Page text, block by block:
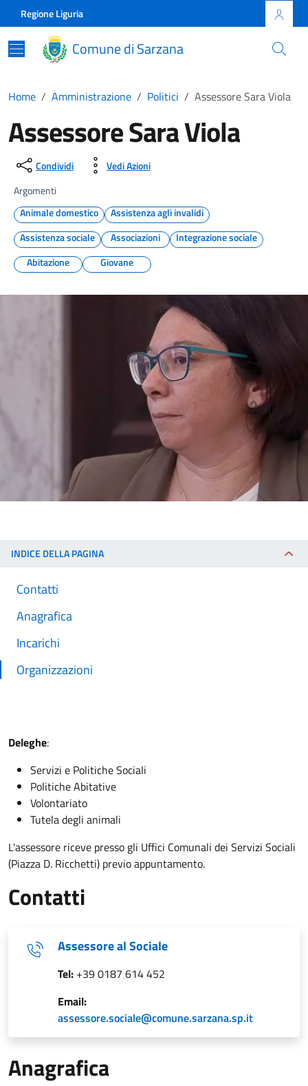
Skip to main content
Comune di Sarzana
Regione Liguria
Comune di Sarzana
Home Amministrazione Politici Assessore Sara Viola
Assessore Sara Viola
Condividi
Vedi Azioni
Argomenti
Animale domestico
Assistenza agli invalidi
Assistenza sociale
Associazioni
Integrazione sociale
Abitazione
Giovane
INDICE DELLA PAGINA
Contatti
Anagrafica
Incarichi
Organizzazioni
Deleghe:
Servizi e Politiche Sociali
Politiche Abitative
Volontariato
Tutela degli animali
L'assessore riceve presso gli Uffici Comunali dei Servizi Sociali
(Piazza D. Ricchetti) previo appuntamento.
Contatti
Assessore al Sociale
Tel: +39 0187 614 452
Email:
assessore.sociale@comune.sarzana.sp.it
Anagrafica